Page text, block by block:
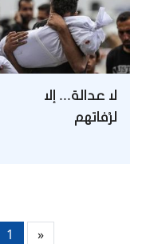
لا عدالة... إلا
لرُفاتهم
«
1